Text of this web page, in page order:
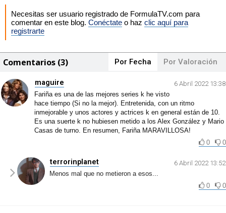
Necesitas ser usuario registrado de FormulaTV.com para
comentar en este blog. Conéctate o haz clic aquí para
registrarte
Comentarios (3) Por Fecha Por Valoración
maguire
6 Abril 2022 13:38
Fariña es una de las mejores series k he visto
hace tiempo (Si no la mejor). Entretenida, con un ritmo
inmejorable y unos actores y actrices k en general están de 10.
Es una suerte k no hubiesen metido a los Alex González y Mario
Casas de turno. En resumen, Fariña MARAVILLOSA!
0
0
terrorinplanet
6 Abril 2022 13:52
Menos mal que no metieron a esos...
0
0